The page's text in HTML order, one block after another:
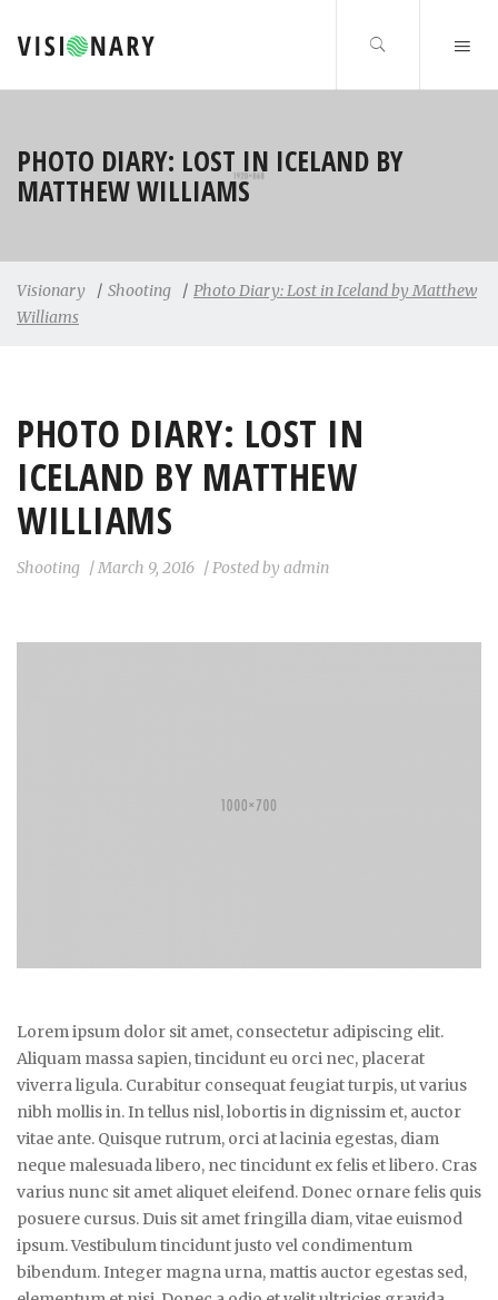
PHOTO DIARY: LOST IN ICELAND BY
MATTHEW WILLIAMS
Visionary / Shooting / Photo Diary: Lost in Iceland by Matthew
Williams
PHOTO DIARY: LOST IN
ICELAND BY MATTHEW
WILLIAMS
Shooting /March 9, 2016 /Posted by admin
Lorem ipsum dolor sit amet, consectetur adipiscing elit.
Aliquam massa sapien, tincidunt eu orci nec, placerat
viverra ligula. Curabitur consequat feugiat turpis, ut varius
nibh mollis in. In tellus nisl, lobortis in dignissim et, auctor
vitae ante. Quisque rutrum, orci at lacinia egestas, diam
neque malesuada libero, nec tincidunt ex felis et libero. Cras
varius nunc sit amet aliquet eleifend. Donec ornare felis quis
posuere cursus. Duis sit amet fringilla diam, vitae euismod
ipsum. Vestibulum tincidunt justo vel condimentum
bibendum. Integer magna urna, mattis auctor egestas sed,